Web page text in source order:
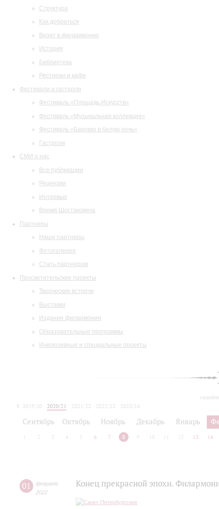
Структура
Как добраться
Визит в филармонию
История
Библиотека
Ресторан и кафе
Фестивали и гастроли
Фестиваль «Площадь Искусств»
Фестиваль «Музыкальная коллекция»
Фестиваль «Барокко в белую ночь»
Гастроли
СМИ о нас
Все публикации
Рецензии
Интервью
Время Шостаковича
Партнеры
Наши партнеры
Фотогалерея
Стать партнером
Просветительские проекты
Творческие встречи
Выставки
Издания филармонии
Образовательные программы
Инклюзивные и специальные проекты
2019/20 2020/21 2021/22 2022/23
2023/24
Сентябрь Октябрь Ноябрь Декабрь Январь
2 3 4 5 6 7 8 9 10 12 13 14
01 февраля
2022
Конец прекрасной эпохи.